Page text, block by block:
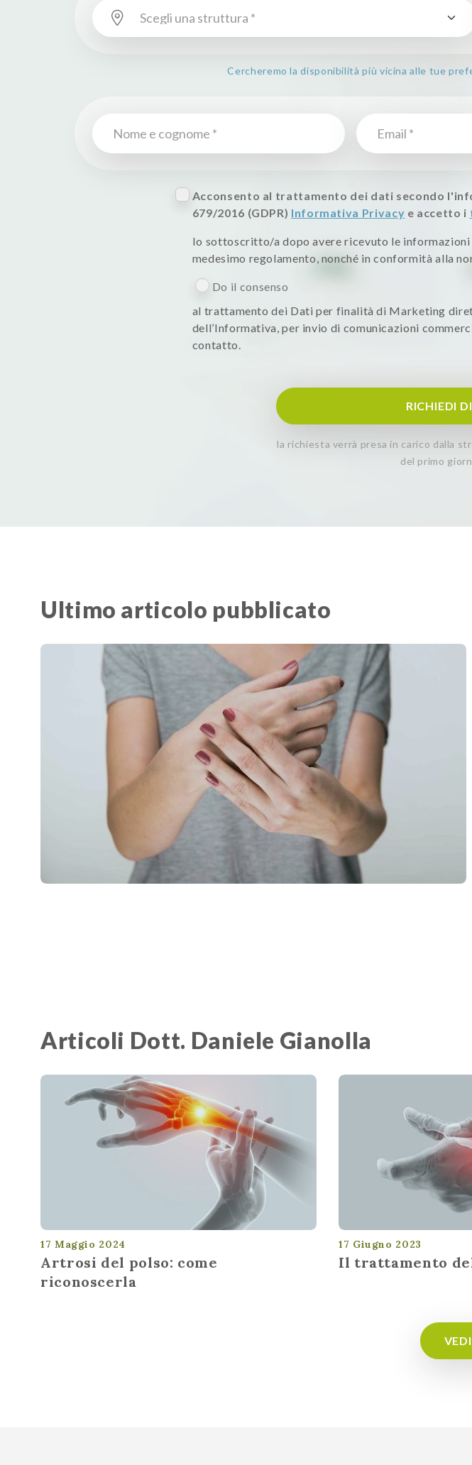
Cercheremo la disponibilità più vicina alle tue
Acconsento al trattamento dei dati secondo
679/2016 (GDPR) Informativa Privacy e accetto i
Io sottoscritto/a dopo avere ricevuto le informazioni
medesimo regolamento, nonché in conformità alla
Do il consenso
al trattamento dei Dati per finalità di Marketing
dell’Informativa, per invio di comunicazioni
contatto.
RICHIEDI
la richiesta verrà presa in carico dalla
del primo
Ultimo articolo pubblicato
Articoli Dott. Daniele Gianolla
17 Maggio 2024
Artrosi del polso: come
riconoscerla
17 Giugno 2023
Il trattamento